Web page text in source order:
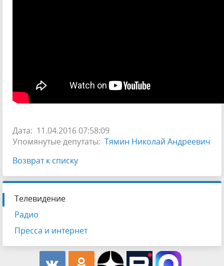
Дата: 11.04.2016 07:58:09
Упомянутые депутаты: Тямин Николай Андреевич
Возврат к списку
Телевидение
Радио
Пресса и интернет